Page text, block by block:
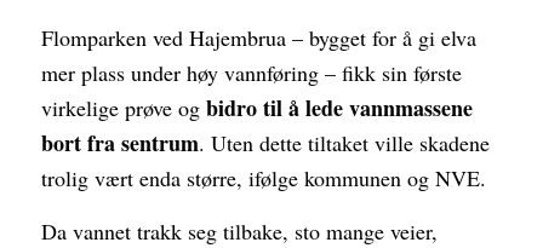
Flomparken ved Hajembrua – bygget for å gi elva
mer plass under høy vannføring – fikk sin første
virkelige prøve og bidro til å lede vannmassene
bort fra sentrum. Uten dette tiltaket ville skadene
trolig vært enda større, ifølge kommunen og NVE.
Da vannet trakk seg tilbake, sto mange veier,